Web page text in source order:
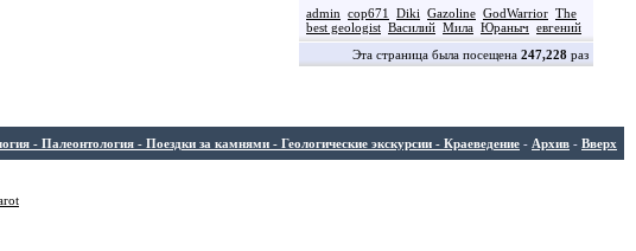
admin cop671 Diki Gazoline GodWarrior The
best geologist Василий Мила Юраныч евгений
Эта страница была посещена 247,228 раз
- Палеонтология - Поездки за камнями - Геологические экскурсии - Краеведение - Архив - Вверх